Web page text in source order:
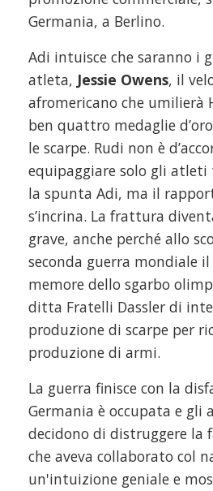
Germania, a Berlino.
Adi intuisce che saranno i
atleta, Jessie Owens, il
afromericano che umilierà
ben quattro medaglie
le scarpe. Rudi non è
equipaggiare solo gli atleti
la spunta Adi, ma il
s’incrina. La frattura
grave, anche perché allo
seconda guerra mondiale
memore dello sgarbo
ditta Fratelli Dassler di
produzione di scarpe per
produzione di armi.
La guerra finisce con la
Germania è occupata e gli
decidono di distruggere la
che aveva collaborato col
un'intuizione geniale e